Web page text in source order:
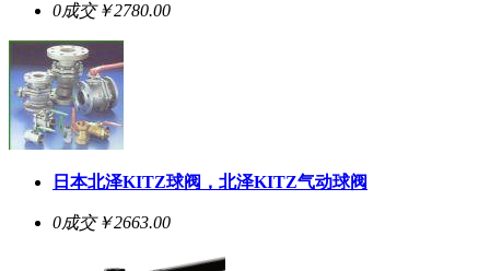
0成交￥2780.00
日本北泽KITZ球阀，北泽KITZ气动球阀
0成交￥2663.00